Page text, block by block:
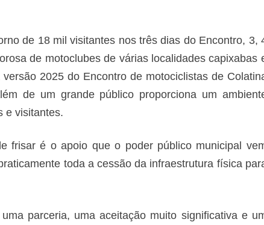
de 18 mil visitantes nos três dias do Encontro, 3,
de motoclubes de várias localidades capixabas
2025 do Encontro de motociclistas de
de um grande público proporciona um
e visitantes.
frisar é o apoio que o poder público municipal
toda a cessão da infraestrutura física
parceria, uma aceitação muito significativa e